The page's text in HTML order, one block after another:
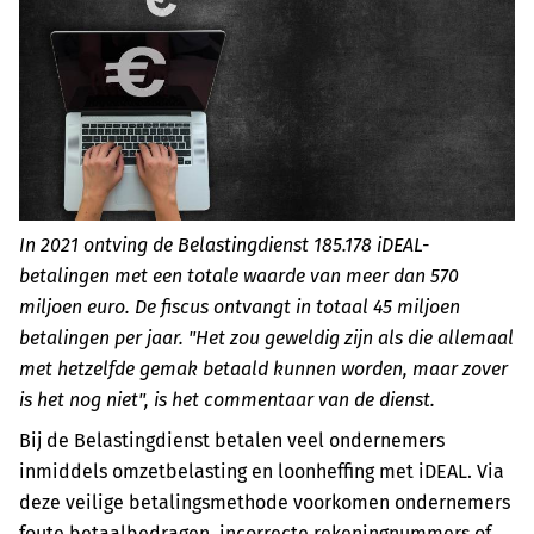
In 2021 ontving de Belastingdienst 185.178 iDEAL-
betalingen met een totale waarde van meer dan 570
miljoen euro. De fiscus ontvangt in totaal 45 miljoen
betalingen per jaar. "Het zou geweldig zijn als die allemaal
met hetzelfde gemak betaald kunnen worden, maar zover
is het nog niet", is het commentaar van de dienst.
Bij de Belastingdienst betalen veel ondernemers
inmiddels omzetbelasting en loonheffing met iDEAL. Via
deze veilige betalingsmethode voorkomen ondernemers